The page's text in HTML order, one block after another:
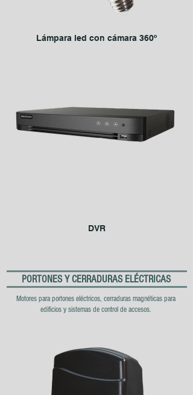
DVR
Lámpara led con cámara 360º
PORTONES Y CERRADURAS ELÉCTRICAS
Motores para portones eléctricos, cerraduras magnéticas para
edificios y sistemas de control de accesos.